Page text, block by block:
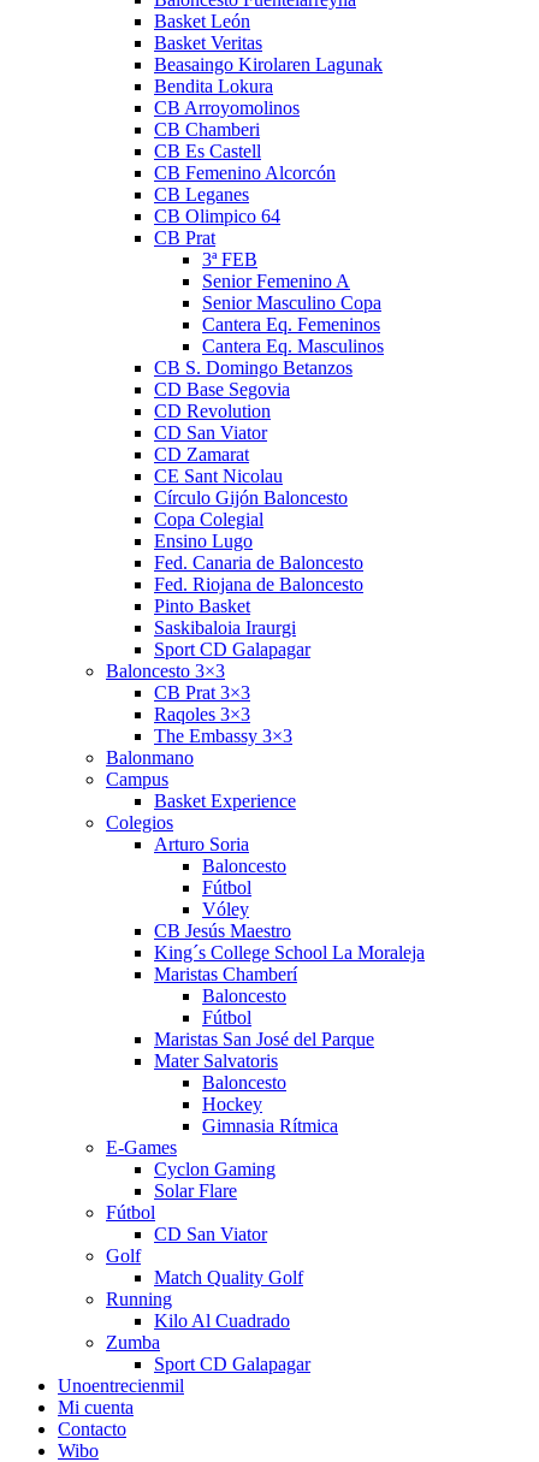
Basket León
Basket Veritas
Beasaingo Kirolaren Lagunak
Bendita Lokura
CB Arroyomolinos
CB Chamberi
CB Es Castell
CB Femenino Alcorcón
CB Leganes
CB Olimpico 64
CB Prat
3ª FEB
Senior Femenino A
Senior Masculino Copa
Cantera Eq. Femeninos
Cantera Eq. Masculinos
CB S. Domingo Betanzos
CD Base Segovia
CD Revolution
CD San Viator
CD Zamarat
CE Sant Nicolau
Círculo Gijón Baloncesto
Copa Colegial
Ensino Lugo
Fed. Canaria de Baloncesto
Fed. Riojana de Baloncesto
Pinto Basket
Saskibaloia Iraurgi
Sport CD Galapagar
Baloncesto 3×3
CB Prat 3×3
Raqoles 3×3
The Embassy 3×3
Balonmano
Campus
Basket Experience
Colegios
Arturo Soria
Baloncesto
Fútbol
Vóley
CB Jesús Maestro
King´s College School La Moraleja
Maristas Chamberí
Baloncesto
Fútbol
Maristas San José del Parque
Mater Salvatoris
Baloncesto
Hockey
Gimnasia Rítmica
E-Games
Cyclon Gaming
Solar Flare
Fútbol
CD San Viator
Golf
Match Quality Golf
Running
Kilo Al Cuadrado
Zumba
Sport CD Galapagar
Unoentrecienmil
Mi cuenta
Contacto
Wibo